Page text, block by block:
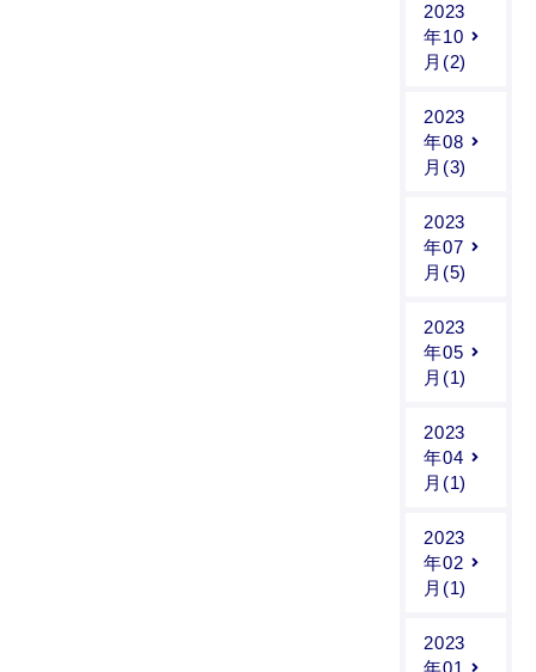
2023
年10
月(2)
2023
年08
月(3)
2023
年07
月(5)
2023
年05
月(1)
2023
年04
月(1)
2023
年02
月(1)
2023